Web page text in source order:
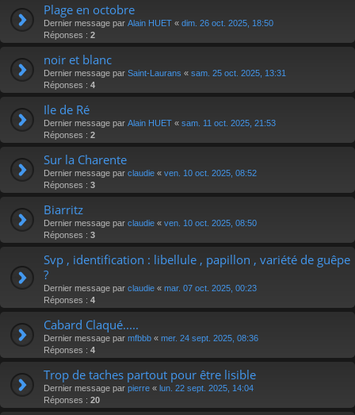
Plage en octobre
Dernier message par Alain HUET « dim. 26 oct. 2025, 18:50
Réponses : 2
noir et blanc
Dernier message par Saint-Laurans « sam. 25 oct. 2025, 13:31
Réponses : 4
Ile de Ré
Dernier message par Alain HUET « sam. 11 oct. 2025, 21:53
Réponses : 2
Sur la Charente
Dernier message par claudie « ven. 10 oct. 2025, 08:52
Réponses : 3
Biarritz
Dernier message par claudie « ven. 10 oct. 2025, 08:50
Réponses : 3
Svp , identification : libellule , papillon , variété de guêpe
?
Dernier message par claudie « mar. 07 oct. 2025, 00:23
Réponses : 4
Cabard Claqué.....
Dernier message par mfbbb « mer. 24 sept. 2025, 08:36
Réponses : 4
Trop de taches partout pour être lisible
Dernier message par pierre « lun. 22 sept. 2025, 14:04
Réponses : 20